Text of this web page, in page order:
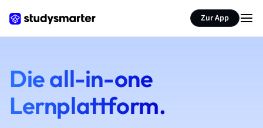
Zur App
Die all-in-one
Lernplattform.